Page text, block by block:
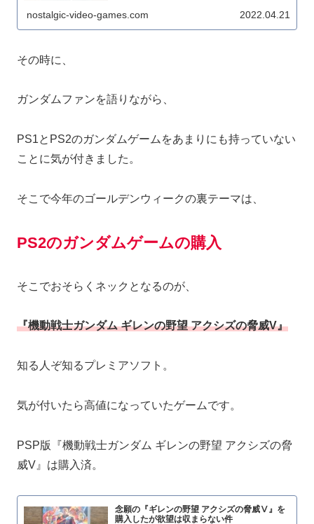
nostalgic-video-games.com 2022.04.21
その時に、
ガンダムファンを語りながら、
PS1とPS2のガンダムゲームをあまりにも持っていない
ことに気が付きました。
そこで今年のゴールデンウィークの裏テーマは、
PS2のガンダムゲームの購入
そこでおそらくネックとなるのが、
『機動戦士ガンダム ギレンの野望 アクシズの脅威V』
知る人ぞ知るプレミアソフト。
気が付いたら高値になっていたゲームです。
PSP版『機動戦士ガンダム ギレンの野望 アクシズの脅
威V』は購入済。
念願の『ギレンの野望 アクシズの脅威Ⅴ』を
購入したが欲望は収まらない件